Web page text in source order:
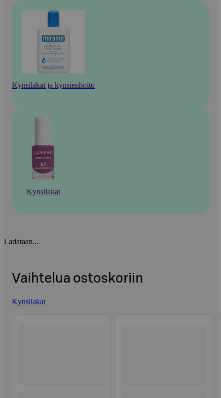
Kynsilakat ja kynsienhoito
Kynsilakat
Ladataan...
Vaihtelua ostoskoriin
Kynsilakat